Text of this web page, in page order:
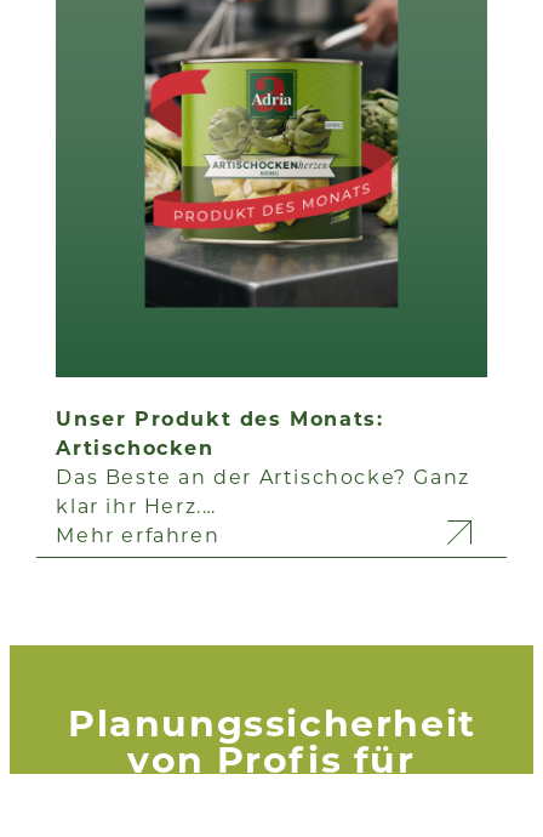
Unser Produkt des Monats:
Artischocken
Das Beste an der Artischocke? Ganz
klar ihr Herz.…
Mehr erfahren
Planungssicherheit
von Profis für